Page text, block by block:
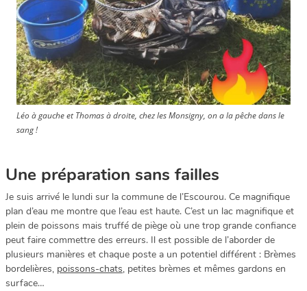
Léo à gauche et Thomas à droite, chez les Monsigny, on a la pêche dans le
sang !
Une préparation sans failles
Je suis arrivé le lundi sur la commune de l’Escourou. Ce magnifique
plan d’eau me montre que l’eau est haute. C’est un lac magnifique et
plein de poissons mais truffé de piège où une trop grande confiance
peut faire commettre des erreurs. Il est possible de l’aborder de
plusieurs manières et chaque poste a un potentiel différent : Brèmes
bordelières, poissons-chats, petites brèmes et mêmes gardons en
surface…